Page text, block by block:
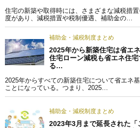
住宅の新築や取得時には、さまざまな減税措
度があり、減税措置や税制優遇、補助金の…
補助金・減税制度まとめ
2025年から新築住宅は省エ
住宅ローン減税も省エネ住
る…
2025年からすべての新築住宅について省エネ
ことになっている。つまり、2025…
補助金・減税制度まとめ
2023年3月まで延長された